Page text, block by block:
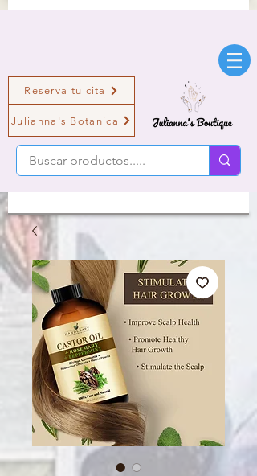
Reserva tu cita
Julianna's Botanica